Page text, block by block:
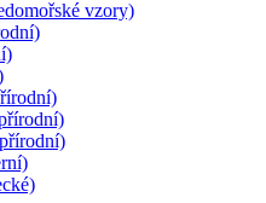
vzory)